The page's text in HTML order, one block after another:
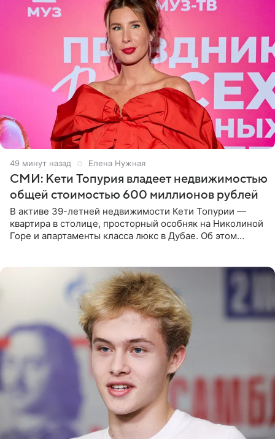
49 минут назад Елена Нужная
СМИ: Кети Топурия владеет недвижимостью
общей стоимостью 600 миллионов рублей
В активе 39-летней недвижимости Кети Топурии —
квартира в столице, просторный особняк на Николиной
Горе и апартаменты класса люкс в Дубае. Об этом